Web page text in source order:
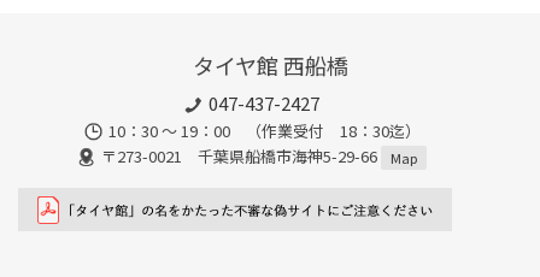
タイヤ館 西船橋
047-437-2427
10：30 ～ 19：00 （作業受付 18：30迄）
〒273-0021 千葉県船橋市海神5-29-66
Map